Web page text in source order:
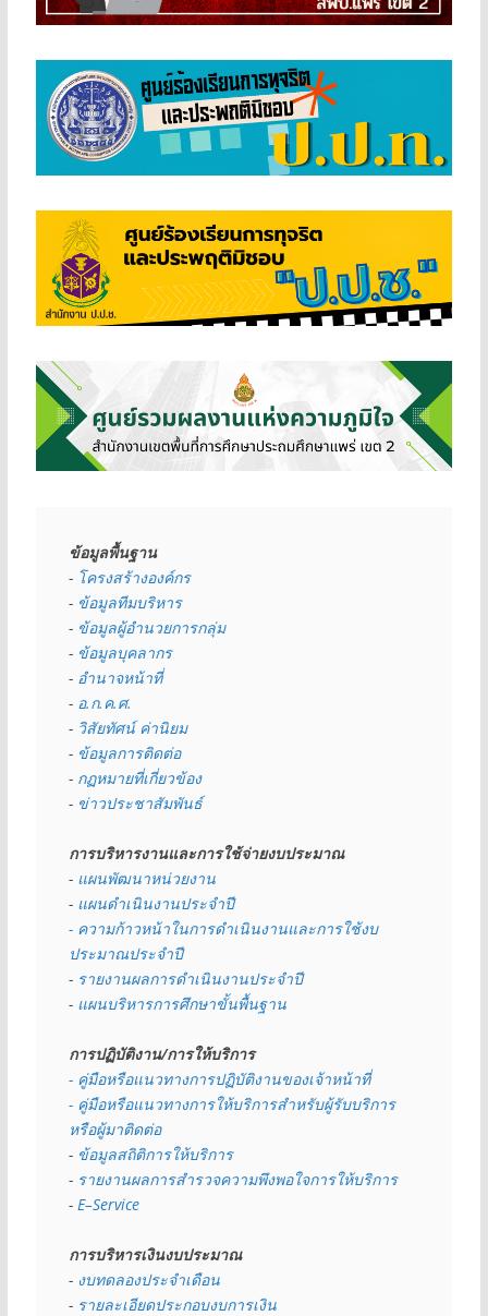
ข้อมูลพื้นฐาน
- โครงสร้างองค์กร
- ข้อมูลทีมบริหาร
- ข้อมูลผู้อำนวยการกลุ่ม
- ข้อมูลบุคลากร
- อำนาจหน้าที่
- อ.ก.ค.ศ.
- วิสัยทัศน์ ค่านิยม
- ข้อมูลการติดต่อ
- กฏหมายที่เกี่ยวข้อง
- ข่าวประชาสัมพันธ์
การบริหารงานและการใช้จ่ายงบประมาณ
- แผนพัฒนาหน่วยงาน
- แผนดำเนินงานประจำปี
- ความก้าวหน้าในการดำเนินงานและการใช้งบ
ประมาณประจำปี
- รายงานผลการดำเนินงานประจำปี
- แผนบริหารการศึกษาขั้นพื้นฐาน
การปฏิบัติงาน/การให้บริการ
- คู่มือหรือแนวทางการปฏิบัติงานของเจ้าหน้าที่
- คู่มือหรือแนวทางการให้บริการสำหรับผู้รับบริการ
หรือผู้มาติดต่อ
- ข้อมูลสถิติการให้บริการ
- รายงานผลการสำรวจความพึงพอใจการให้บริการ
- E–Service
การบริหารเงินงบประมาณ
- งบทดลองประจำเดือน
- รายละเอียดประกอบงบการเงิน